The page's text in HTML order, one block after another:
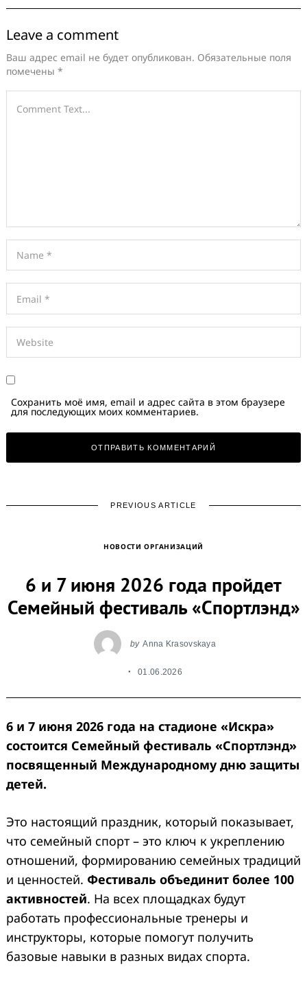
Leave a comment
Ваш адрес email не будет опубликован. Обязательные поля
помечены *
Сохранить моё имя, email и адрес сайта в этом браузере
для последующих моих комментариев.
PREVIOUS ARTICLE
НОВОСТИ ОРГАНИЗАЦИЙ
6 и 7 июня 2026 года пройдет
Семейный фестиваль «Спортлэнд»
by Anna Krasovskaya
01.06.2026
6 и 7 июня 2026 года на стадионе «Искра»
состоится Семейный фестиваль «Спортлэнд»
посвященный Международному дню защиты
детей.
Это настоящий праздник, который показывает,
что семейный спорт – это ключ к укреплению
отношений, формированию семейных традиций
и ценностей. Фестиваль объединит более 100
активностей. На всех площадках будут
работать профессиональные тренеры и
инструкторы, которые помогут получить
базовые навыки в разных видах спорта.